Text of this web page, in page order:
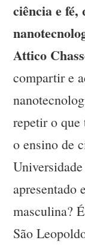
ciência e fé,
Attico
compartir e
repetir o
o ensino de
masculina?
São